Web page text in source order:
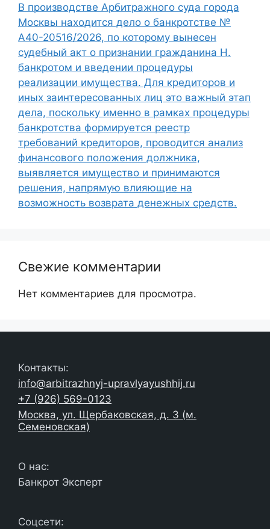
В производстве Арбитражного суда города
Москвы находится дело о банкротстве №
А40-20516/2026, по которому вынесен
судебный акт о признании гражданина Н.
банкротом и введении процедуры
реализации имущества. Для кредиторов и
иных заинтересованных лиц это важный этап
дела, поскольку именно в рамках процедуры
банкротства формируется реестр
требований кредиторов, проводится анализ
финансового положения должника,
выявляется имущество и принимаются
решения, напрямую влияющие на
возможность возврата денежных средств.
Свежие комментарии
Нет комментариев для просмотра.
Контакты:
info@arbitrazhnyj-upravlyayushhij.ru
+7 (926) 569-0123
Москва, ул. Щербаковская, д. 3 (м.
Семеновская)
О нас:
Банкрот Эксперт
Соцсети: